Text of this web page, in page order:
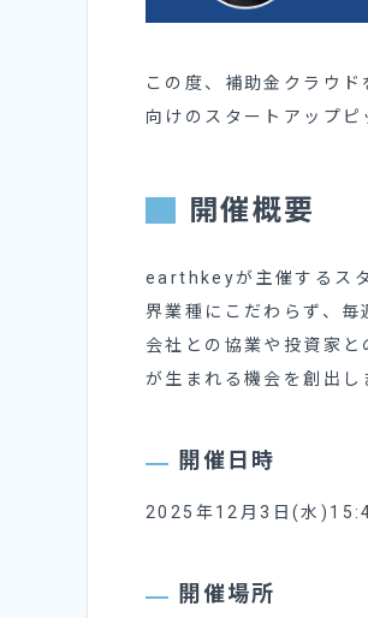
この度、補助金クラウ
向けのスタートアップ
開催概要
earthkeyが主催するス
界業種にこだわらず、
会社との協業や投資家
が生まれる機会を創出し
開催日時
2025年12月3日(水
開催場所